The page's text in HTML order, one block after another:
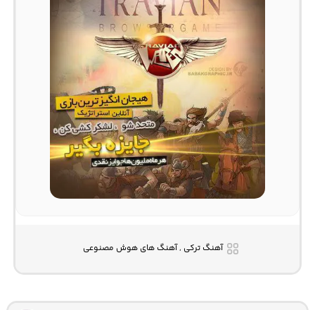
آهنگ ترکی , آهنگ های هوش مصنوعی